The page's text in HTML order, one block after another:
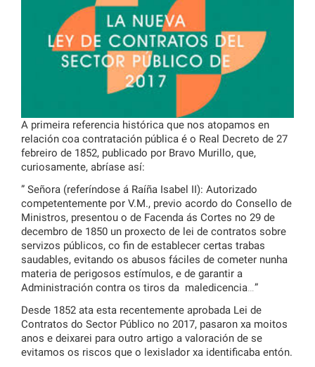
A primeira referencia histórica que nos atopamos en
relación coa contratación pública é o Real Decreto de 27
febreiro de 1852, publicado por Bravo Murillo, que,
curiosamente, abríase así:
” Señora (referíndose á Raíña Isabel II): Autorizado
competentemente por V.M., previo acordo do Consello de
Ministros, presentou o de Facenda ás Cortes no 29 de
decembro de 1850 un proxecto de lei de contratos sobre
servizos públicos, co fin de establecer certas trabas
saudables, evitando os abusos fáciles de cometer nunha
materia de perigosos estímulos, e de garantir a
Administración contra os tiros da maledicencia…”
Desde 1852 ata esta recentemente aprobada Lei de
Contratos do Sector Público no 2017, pasaron xa moitos
anos e deixarei para outro artigo a valoración de se
evitamos os riscos que o lexislador xa identificaba entón.